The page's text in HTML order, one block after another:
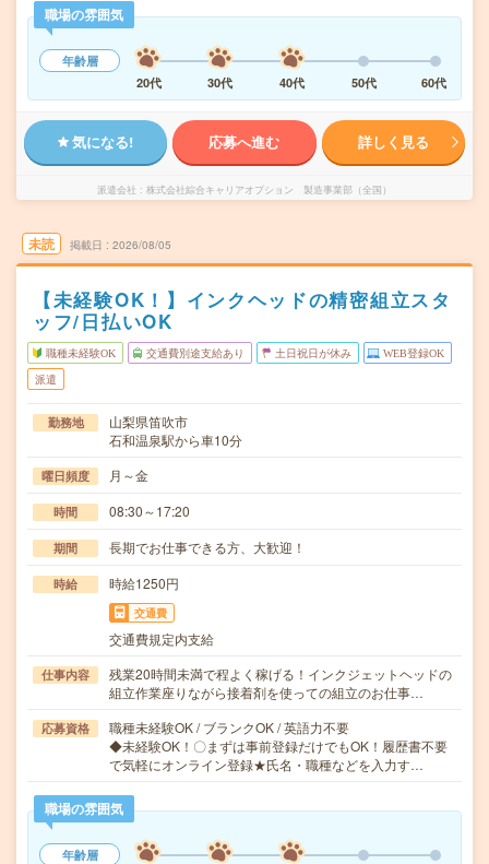
職場の雰囲気
年齢層
20代
30代 40代 50代 60代
気になる! 応募へ進む 詳しく見る
派遣会社 株式会社綜合キャリアオプション 製造事業部（全国）
未読 掲載日 2026/08/05
【未経験OK！】インクヘッドの精密組立スタ
ッフ/日払いOK
職種未経験OK 交通費別途支給あり 土日祝日が休み WEB登録OK
派遣
勤務地
山梨県笛吹市
石和温泉駅から車10分
曜日頻度 月～金
時間 08:30～17:20
期間 長期でお仕事できる方、大歓迎！
時給 時給1250円
交通費
交通費規定内支給
仕事内容
残業20時間未満で程よく稼げる！インクジェットヘッドの
組立作業座りながら接着剤を使っての組立のお仕事…
応募資格
職種未経験OK / ブランクOK / 英語力不要
◆未経験OK！〇まずは事前登録だけでもOK！履歴書不要
で気軽にオンライン登録★氏名・職種などを入力す…
職場の雰囲気
年齢層